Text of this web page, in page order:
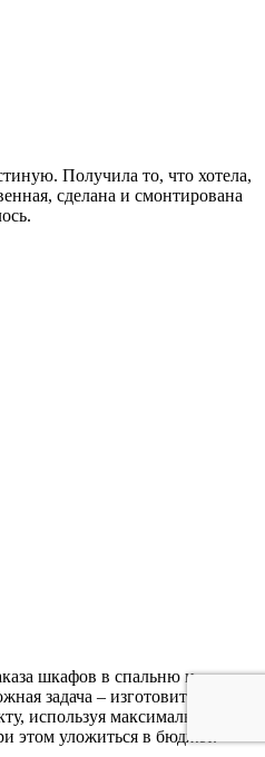
Получила то, что хотела,
сделана и смонтирована
шкафов в спальню и
задача – изготовить мебель
используя максимально
этом уложиться в бюджет.